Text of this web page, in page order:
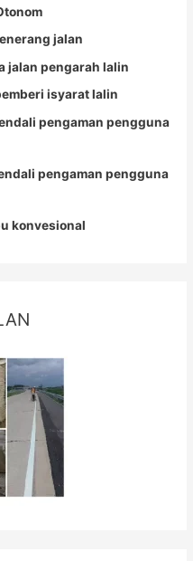
jalan
jalan pengarah lalin
isyarat lalin
pengaman pengguna
pengaman pengguna
konvesional